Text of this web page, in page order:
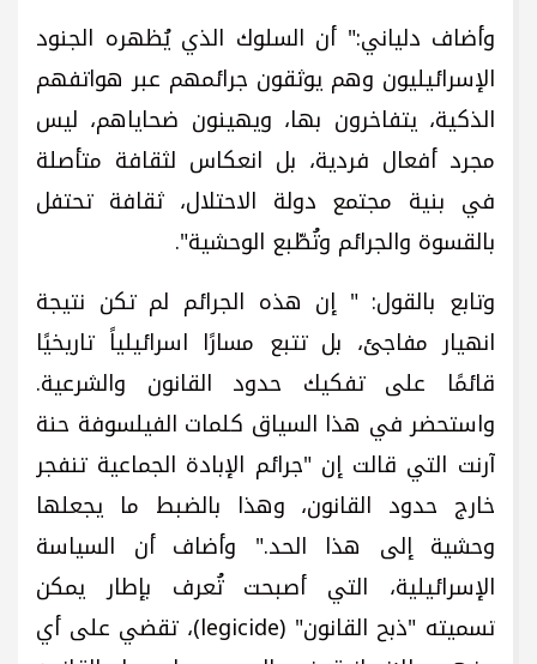
وأضاف دلياني:" أن السلوك الذي يُظهره الجنود
الإسرائيليون وهم يوثقون جرائمهم عبر هواتفهم
الذكية، يتفاخرون بها، ويهينون ضحاياهم، ليس
مجرد أفعال فردية، بل انعكاس لثقافة متأصلة
في بنية مجتمع دولة الاحتلال، ثقافة تحتفل
بالقسوة والجرائم وتُطّبع الوحشية".
وتابع بالقول: " إن هذه الجرائم لم تكن نتيجة
انهيار مفاجئ، بل تتبع مسارًا اسرائيلياً تاريخيًا
قائمًا على تفكيك حدود القانون والشرعية.
واستحضر في هذا السياق كلمات الفيلسوفة حنة
آرنت التي قالت إن "جرائم الإبادة الجماعية تنفجر
خارج حدود القانون، وهذا بالضبط ما يجعلها
وحشية إلى هذا الحد." وأضاف أن السياسة
الإسرائيلية، التي أصبحت تُعرف بإطار يمكن
تسميته "ذبح القانون" (legicide)، تقضي على أي